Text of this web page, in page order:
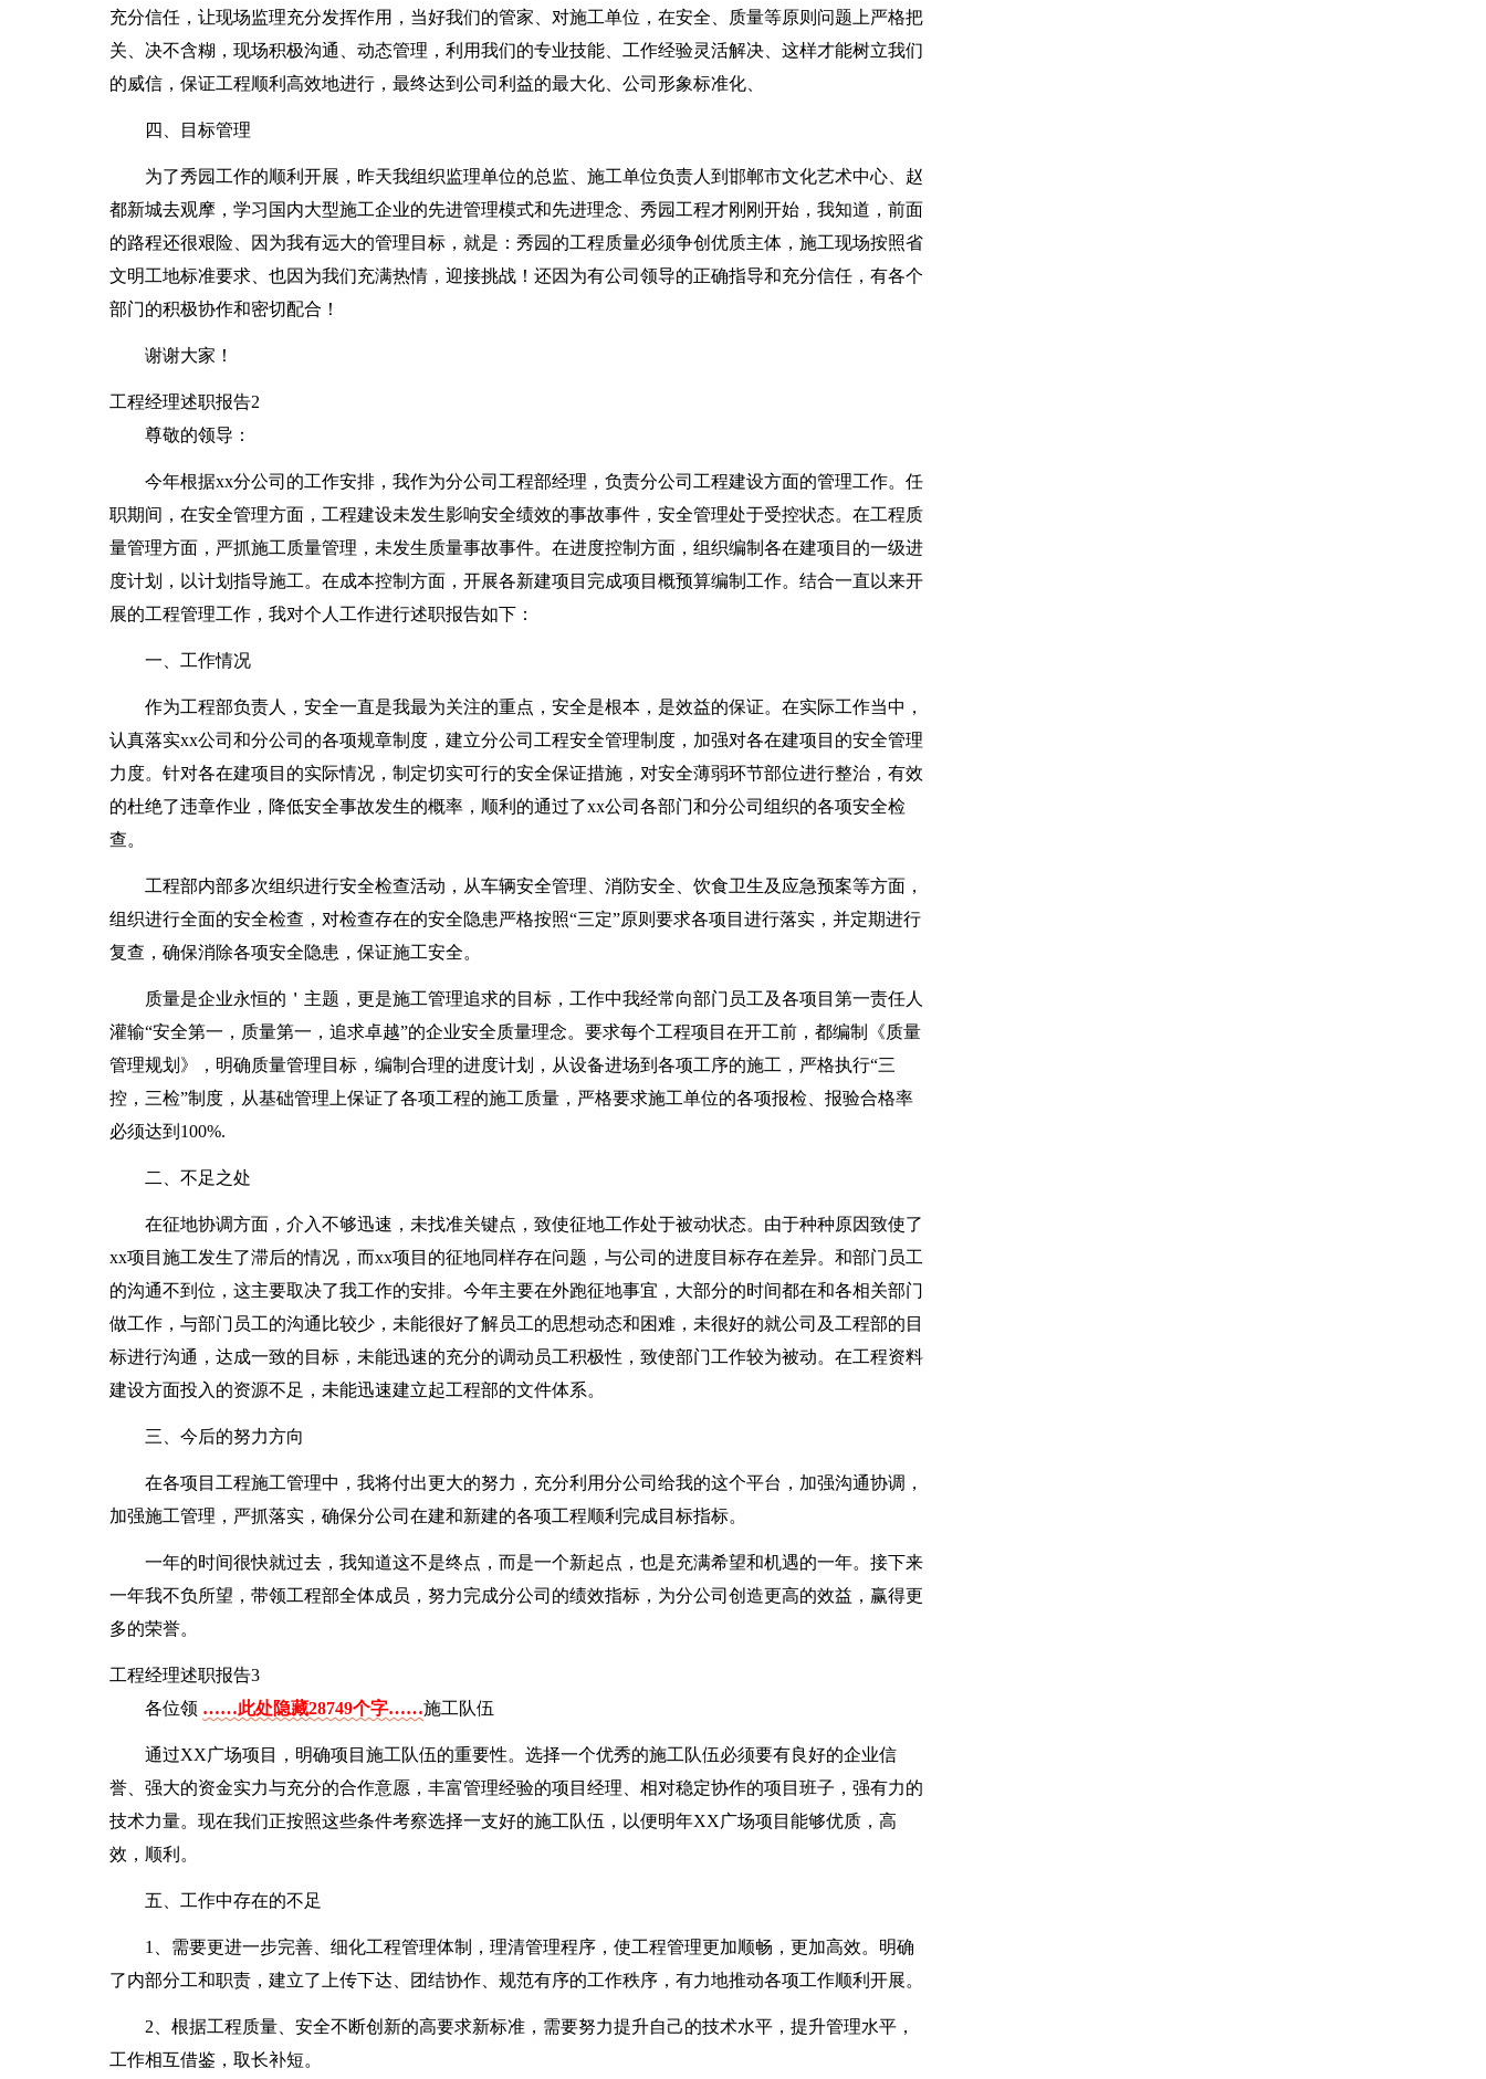
充分信任，让现场监理充分发挥作用，当好我们的管家、对施工单位，在安全、质量等原则问题上严格把
关、决不含糊，现场积极沟通、动态管理，利用我们的专业技能、工作经验灵活解决、这样才能树立我们
的威信，保证工程顺利高效地进行，最终达到公司利益的最大化、公司形象标准化、
四、目标管理
为了秀园工作的顺利开展，昨天我组织监理单位的总监、施工单位负责人到邯郸市文化艺术中心、赵
都新城去观摩，学习国内大型施工企业的先进管理模式和先进理念、秀园工程才刚刚开始，我知道，前面
的路程还很艰险、因为我有远大的管理目标，就是：秀园的工程质量必须争创优质主体，施工现场按照省
文明工地标准要求、也因为我们充满热情，迎接挑战！还因为有公司领导的正确指导和充分信任，有各个
部门的积极协作和密切配合！
谢谢大家！
工程经理述职报告2
尊敬的领导：
今年根据xx分公司的工作安排，我作为分公司工程部经理，负责分公司工程建设方面的管理工作。任
职期间，在安全管理方面，工程建设未发生影响安全绩效的事故事件，安全管理处于受控状态。在工程质
量管理方面，严抓施工质量管理，未发生质量事故事件。在进度控制方面，组织编制各在建项目的一级进
度计划，以计划指导施工。在成本控制方面，开展各新建项目完成项目概预算编制工作。结合一直以来开
展的工程管理工作，我对个人工作进行述职报告如下：
一、工作情况
作为工程部负责人，安全一直是我最为关注的重点，安全是根本，是效益的保证。在实际工作当中，
认真落实xx公司和分公司的各项规章制度，建立分公司工程安全管理制度，加强对各在建项目的安全管理
力度。针对各在建项目的实际情况，制定切实可行的安全保证措施，对安全薄弱环节部位进行整治，有效
的杜绝了违章作业，降低安全事故发生的概率，顺利的通过了xx公司各部门和分公司组织的各项安全检
查。
工程部内部多次组织进行安全检查活动，从车辆安全管理、消防安全、饮食卫生及应急预案等方面，
组织进行全面的安全检查，对检查存在的安全隐患严格按照“三定”原则要求各项目进行落实，并定期进行
复查，确保消除各项安全隐患，保证施工安全。
质量是企业永恒的＇主题，更是施工管理追求的目标，工作中我经常向部门员工及各项目第一责任人
灌输“安全第一，质量第一，追求卓越”的企业安全质量理念。要求每个工程项目在开工前，都编制《质量
管理规划》，明确质量管理目标，编制合理的进度计划，从设备进场到各项工序的施工，严格执行“三
控，三检”制度，从基础管理上保证了各项工程的施工质量，严格要求施工单位的各项报检、报验合格率
必须达到100%.
二、不足之处
在征地协调方面，介入不够迅速，未找准关键点，致使征地工作处于被动状态。由于种种原因致使了
xx项目施工发生了滞后的情况，而xx项目的征地同样存在问题，与公司的进度目标存在差异。和部门员工
的沟通不到位，这主要取决了我工作的安排。今年主要在外跑征地事宜，大部分的时间都在和各相关部门
做工作，与部门员工的沟通比较少，未能很好了解员工的思想动态和困难，未很好的就公司及工程部的目
标进行沟通，达成一致的目标，未能迅速的充分的调动员工积极性，致使部门工作较为被动。在工程资料
建设方面投入的资源不足，未能迅速建立起工程部的文件体系。
三、今后的努力方向
在各项目工程施工管理中，我将付出更大的努力，充分利用分公司给我的这个平台，加强沟通协调，
加强施工管理，严抓落实，确保分公司在建和新建的各项工程顺利完成目标指标。
一年的时间很快就过去，我知道这不是终点，而是一个新起点，也是充满希望和机遇的一年。接下来
一年我不负所望，带领工程部全体成员，努力完成分公司的绩效指标，为分公司创造更高的效益，赢得更
多的荣誉。
工程经理述职报告3
各位领 ……此处隐藏28749个字……施工队伍
通过XX广场项目，明确项目施工队伍的重要性。选择一个优秀的施工队伍必须要有良好的企业信
誉、强大的资金实力与充分的合作意愿，丰富管理经验的项目经理、相对稳定协作的项目班子，强有力的
技术力量。现在我们正按照这些条件考察选择一支好的施工队伍，以便明年XX广场项目能够优质，高
效，顺利。
五、工作中存在的不足
1、需要更进一步完善、细化工程管理体制，理清管理程序，使工程管理更加顺畅，更加高效。明确
了内部分工和职责，建立了上传下达、团结协作、规范有序的工作秩序，有力地推动各项工作顺利开展。
2、根据工程质量、安全不断创新的高要求新标准，需要努力提升自己的技术水平，提升管理水平，
工作相互借鉴，取长补短。